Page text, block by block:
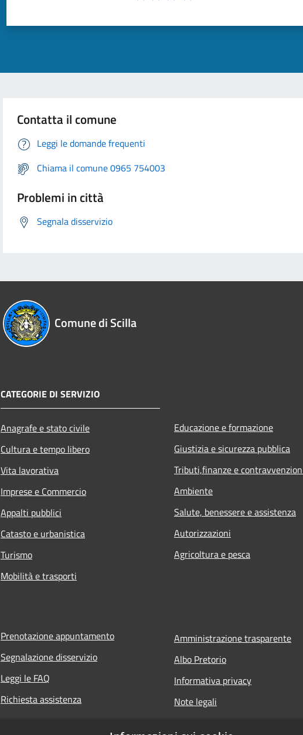
Contatta il comune
Leggi le domande frequenti
Chiama il comune 0965 754003
Problemi in città
Segnala disservizio
Comune di Scilla
CATEGORIE DI SERVIZIO
Anagrafe e stato civile
Cultura e tempo libero
Vita lavorativa
Imprese e Commercio
Appalti pubblici
Catasto e urbanistica
Turismo
Mobilità e trasporti
Educazione e formazione
Giustizia e sicurezza pubblica
Tributi,finanze e
Ambiente
Salute, benessere e assistenza
Autorizzazioni
Agricoltura e pesca
Prenotazione appuntamento
Segnalazione disservizio
Leggi le FAQ
Richiesta assistenza
Amministrazione trasparente
Albo Pretorio
Informativa privacy
Note legali